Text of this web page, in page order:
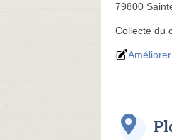
79800
Collecte du